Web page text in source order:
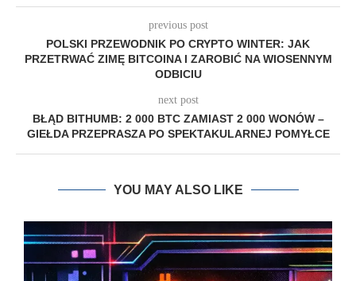
previous post
POLSKI PRZEWODNIK PO CRYPTO WINTER: JAK
PRZETRWAĆ ZIMĘ BITCOINA I ZAROBIĆ NA WIOSENNYM
ODBICIU
next post
BŁĄD BITHUMB: 2 000 BTC ZAMIAST 2 000 WONÓW –
GIEŁDA PRZEPRASZA PO SPEKTAKULARNEJ POMYŁCE
YOU MAY ALSO LIKE